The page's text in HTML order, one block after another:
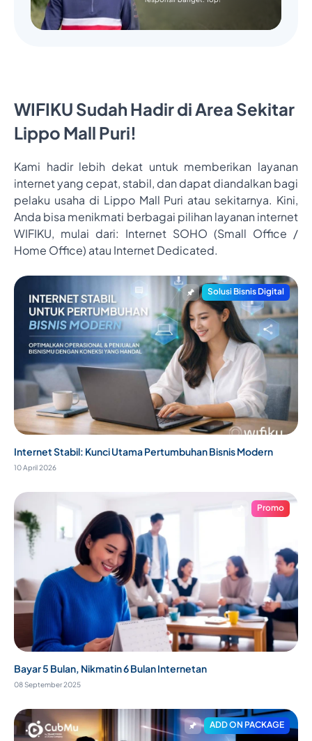
WIFIKU Sudah Hadir di Area Sekitar
Lippo Mall Puri!
Kami hadir lebih dekat untuk memberikan layanan
internet yang cepat, stabil, dan dapat diandalkan bagi
pelaku usaha di Lippo Mall Puri atau sekitarnya. Kini,
Anda bisa menikmati berbagai pilihan layanan internet
WIFIKU, mulai dari: Internet SOHO (Small Office /
Home Office) atau Internet Dedicated.
Solusi Bisnis Digital
Internet Stabil: Kunci Utama Pertumbuhan Bisnis Modern
10 April 2026
Promo
Bayar 5 Bulan, Nikmatin 6 Bulan Internetan
08 September 2025
ADD ON PACKAGE